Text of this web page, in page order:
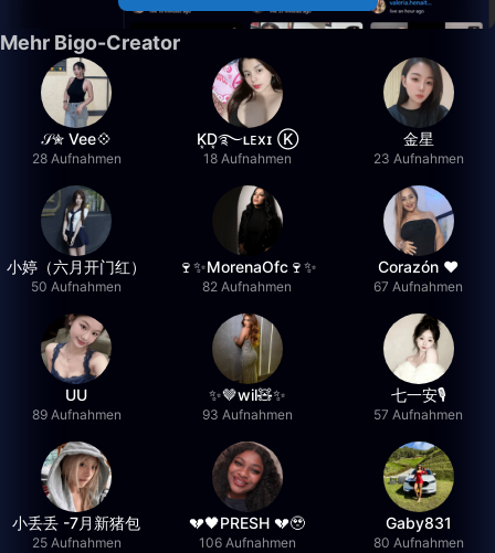
Mehr Bigo-Creator
𝒮✮ Vee💠
28 Aufnahmen
K͙D͙࿐ʟᴇxɪ Ⓚ
18 Aufnahmen
金星
23 Aufnahmen
小婷（六月开门红）
50 Aufnahmen
🍷✨MorenaOfc🍷✨
82 Aufnahmen
Corazón ♥
67 Aufnahmen
UU
89 Aufnahmen
✨🤎wil🧸✨
93 Aufnahmen
七一安🎙️
57 Aufnahmen
小丢丢 -7月新猪包
25 Aufnahmen
💔🖤PRESH 💔🥹
106 Aufnahmen
Gaby831
80 Aufnahmen